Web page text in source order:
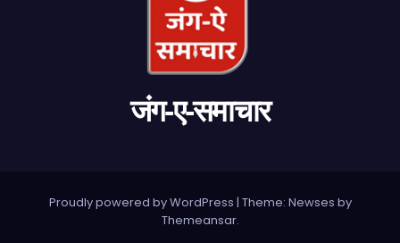
जंग-ए-समाचार
Proudly powered by WordPress | Theme: Newses by
Themeansar.